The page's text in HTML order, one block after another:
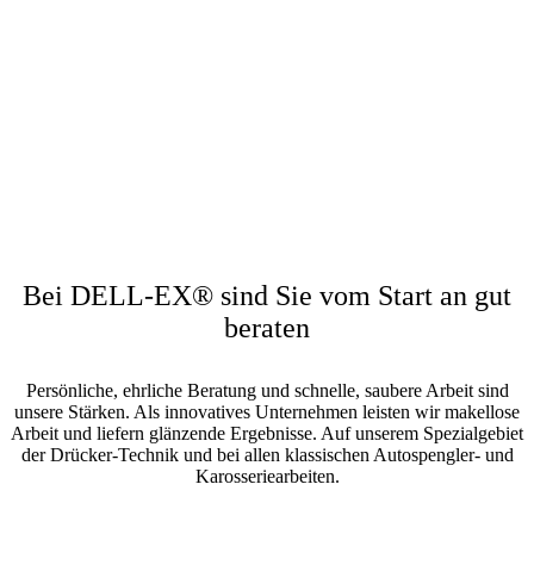
Bei DELL-EX® sind Sie vom Start an gut
beraten
Persönliche, ehrliche Beratung und schnelle, saubere Arbeit sind
unsere Stärken. Als innovatives Unternehmen leisten wir makellose
Arbeit und liefern glänzende Ergebnisse. Auf unserem Spezialgebiet
der Drücker-Technik und bei allen klassischen Autospengler- und
Karosseriearbeiten.